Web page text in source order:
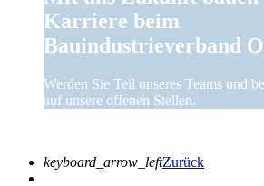
Karriere beim
Bauindustrieverband
Werden Sie Teil unseres Teams und
auf unsere offenen Stellen.
keyboard_arrow_leftZurück